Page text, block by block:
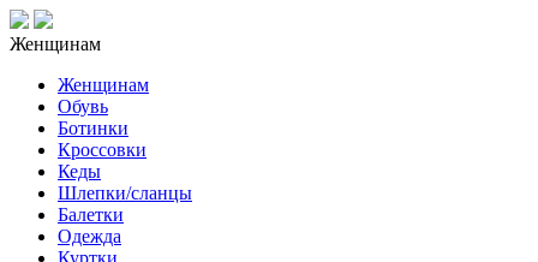
Женщинам
Женщинам
Обувь
Ботинки
Кроссовки
Кеды
Шлепки/сланцы
Балетки
Одежда
Куртки